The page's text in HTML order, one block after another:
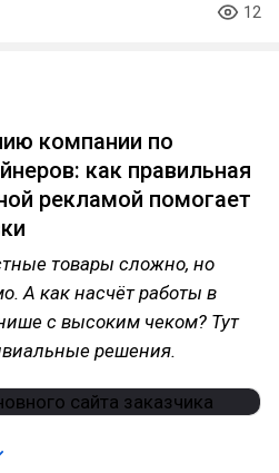
12
компании по
как правильная
рекламой помогает
товары сложно, но
А как насчёт работы в
с высоким чеком? Тут
решения.